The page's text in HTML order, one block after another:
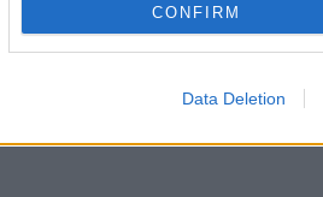
CONFIRM
Data Deletion